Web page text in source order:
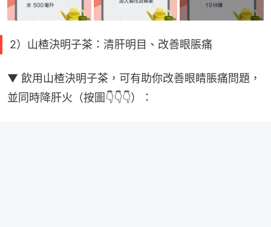
2）山楂決明子茶：清肝明目、改善眼脹痛
▼ 飲用山楂決明子茶，可有助你改善眼睛脹痛問題，
並同時降肝火（按圖👇👇👇）：